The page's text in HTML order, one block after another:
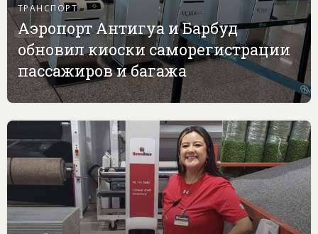
ТРАНСПОРТ
Аэропорт Антигуа и Барбуд
обновил киоски саморегистрации
пассажиров и багажа